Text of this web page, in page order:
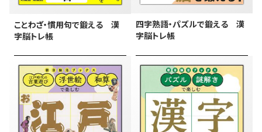
ことわざ・慣用句で鍛える 漢
字脳トレ帳
四字熟語・パズルで鍛える 漢
字脳トレ帳